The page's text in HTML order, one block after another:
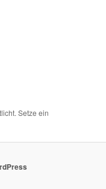
Setze ein